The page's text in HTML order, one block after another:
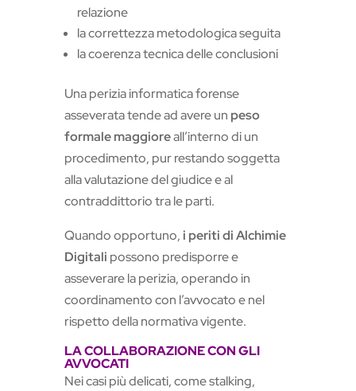
relazione
la correttezza metodologica seguita
la coerenza tecnica delle conclusioni
Una perizia informatica forense
asseverata tende ad avere un peso
formale maggioreall’interno di un
procedimento, pur restando soggetta
alla valutazione del giudice e al
contraddittorio tra le parti.
Quando opportuno,i periti di Alchimie
Digitali possono predisporre e
asseverare la perizia, operando in
coordinamento con l’avvocato e nel
rispetto della normativa vigente.
LA COLLABORAZIONE CON GLI
AVVOCATI
Nei casi più delicati, come stalking,